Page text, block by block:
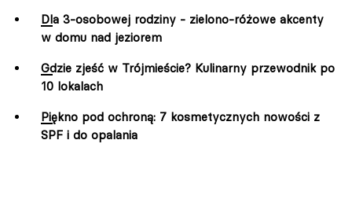
Dla 3-osobowej rodziny - zielono-różowe akcenty
w domu nad jeziorem
Gdzie zjeść w Trójmieście? Kulinarny przewodnik po
10 lokalach
Piękno pod ochroną: 7 kosmetycznych nowości z
SPF i do opalania